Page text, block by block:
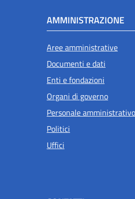
AMMINISTRAZIONE
Aree amministrative
Documenti e dati
Enti e fondazioni
Organi di governo
Personale amministrativo
Politici
Uffici